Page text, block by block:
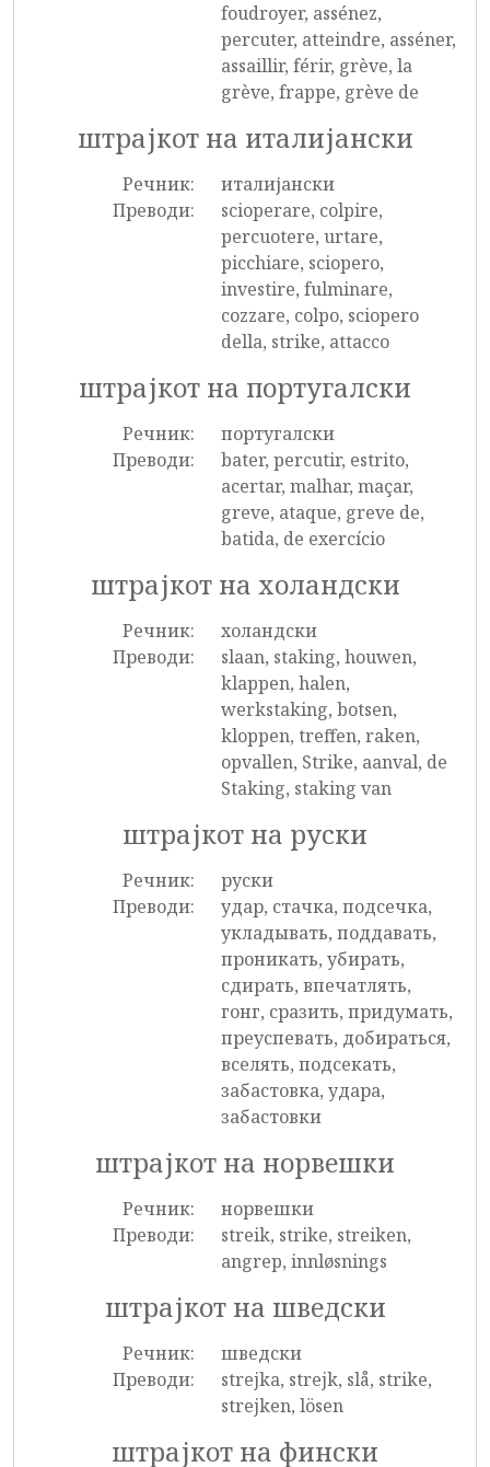
foudroyer, assénez,
percuter, atteindre, asséner,
assaillir, férir, grève, la
grève, frappe, grève de
штрајкот на италијански
Речник:
италијански
Преводи:
scioperare, colpire,
percuotere, urtare,
picchiare, sciopero,
investire, fulminare,
cozzare, colpo, sciopero
della, strike, attacco
штрајкот на португалски
Речник:
португалски
Преводи:
bater, percutir, estrito,
acertar, malhar, maçar,
greve, ataque, greve de,
batida, de exercício
штрајкот на холандски
Речник:
холандски
Преводи:
slaan, staking, houwen,
klappen, halen,
werkstaking, botsen,
kloppen, treffen, raken,
opvallen, Strike, aanval, de
Staking, staking van
штрајкот на руски
Речник:
руски
Преводи:
удар, стачка, подсечка,
укладывать, поддавать,
проникать, убирать,
сдирать, впечатлять,
гонг, сразить, придумать,
преуспевать, добираться,
вселять, подсекать,
забастовка, удара,
забастовки
штрајкот на норвешки
Речник:
норвешки
Преводи:
streik, strike, streiken,
angrep, innløsnings
штрајкот на шведски
Речник:
шведски
Преводи:
strejka, strejk, slå, strike,
strejken, lösen
штрајкот на фински